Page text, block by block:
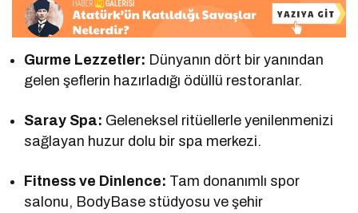
Gurme Lezzetler: Dünyanın dört bir yanından
gelen şeflerin hazırladığı ödüllü restoranlar.
Saray Spa: Geleneksel ritüellerle yenilenmenizi
sağlayan huzur dolu bir spa merkezi.
Fitness ve Dinlence: Tam donanımlı spor
salonu, BodyBase stüdyosu ve şehir